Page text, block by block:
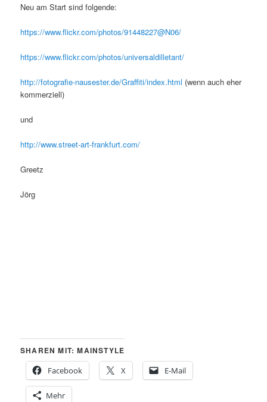
Neu am Start sind folgende:
https://www.flickr.com/photos/91448227@N06/
https://www.flickr.com/photos/universaldilletant/
http://fotografie-nausester.de/Graffiti/index.html (wenn auch eher
kommerziell)
und
http://www.street-art-frankfurt.com/
Greetz
Jörg
SHAREN MIT: MAINSTYLE
Facebook
X E-Mail
Mehr